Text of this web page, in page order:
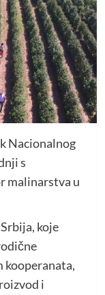
Nacionalnog
s
malinarstva u
koje
kooperanata,
i